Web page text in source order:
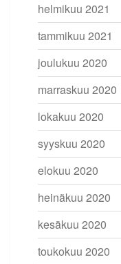
helmikuu 2021
tammikuu 2021
joulukuu 2020
marraskuu 2020
lokakuu 2020
syyskuu 2020
elokuu 2020
heinäkuu 2020
kesäkuu 2020
toukokuu 2020